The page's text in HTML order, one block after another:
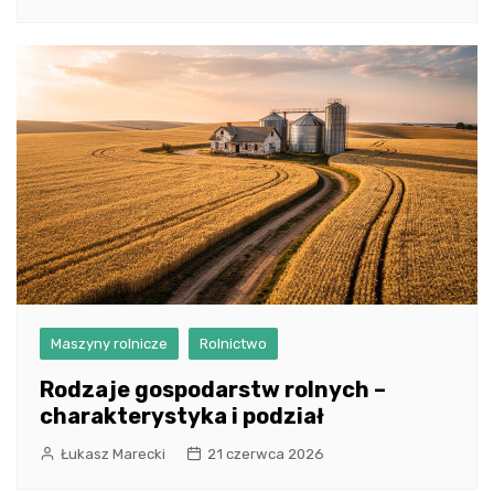
Maszyny rolnicze Rolnictwo
Rodzaje gospodarstw rolnych –
charakterystyka i podział
Łukasz Marecki 21 czerwca 2026